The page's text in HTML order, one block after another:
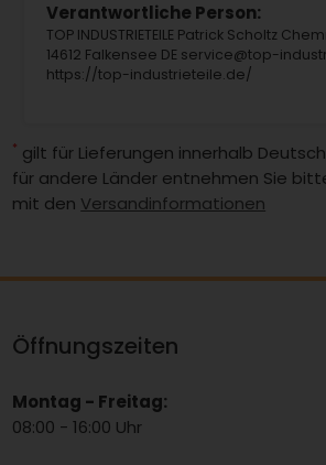
Verantwortliche Person:
TOP INDUSTRIETEILE Patrick Scholtz
14612 Falkensee DE service@top-
https://top-industrieteile.de/
* gilt für Lieferungen innerhalb
für andere Länder entnehmen Sie
mit den Versandinformationen
Öffnungszeiten
Montag - Freitag:
08:00 - 16:00 Uhr